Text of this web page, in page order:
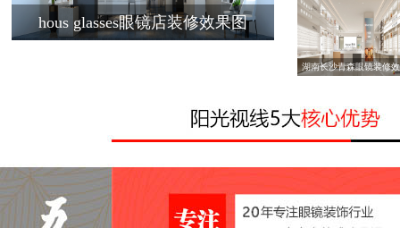
hous glasses眼镜店装修效果图
湖南长沙青森眼镜装修